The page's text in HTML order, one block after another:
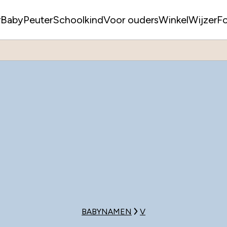
BabyPeuterSchoolkindVoor oudersWinkelWijzer
BABYNAMEN V